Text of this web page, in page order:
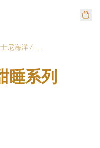
尼海洋 / Sweet Dreams甜睡
睡系列